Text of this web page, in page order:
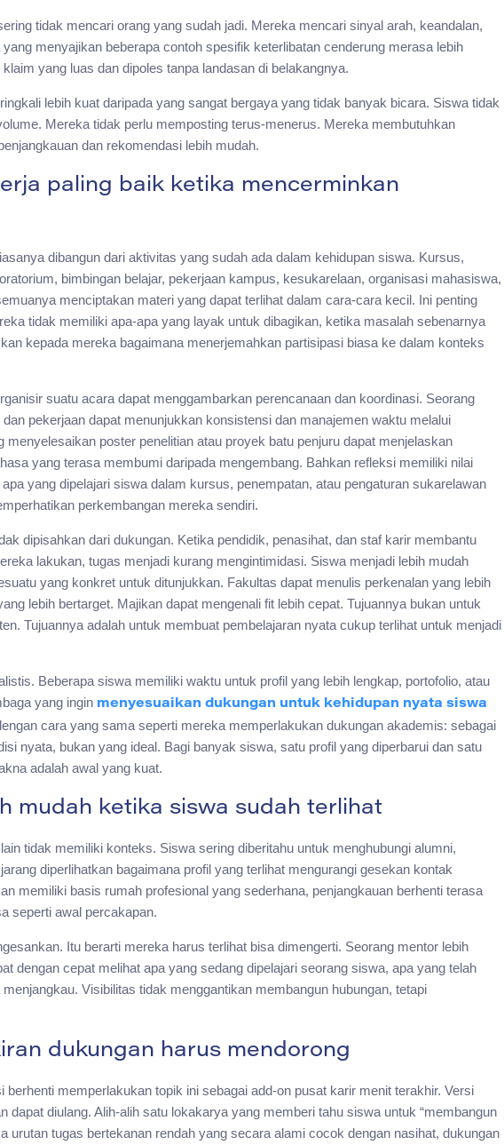
tidak mencari orang yang sudah jadi. Mereka mencari sinyal arah, keandalan,
menyajikan beberapa contoh spesifik keterlibatan cenderung merasa lebih
yang luas dan dipoles tanpa landasan di belakangnya.
lebih kuat daripada yang sangat bergaya yang tidak banyak bicara. Siswa tidak
Mereka tidak perlu memposting terus-menerus. Mereka membutuhkan
dan rekomendasi lebih mudah.
paling baik ketika mencerminkan
dibangun dari aktivitas yang sudah ada dalam kehidupan siswa. Kursus,
bimbingan belajar, pekerjaan kampus, kesukarelaan, organisasi mahasiswa,
menciptakan materi yang dapat terlihat dalam cara-cara kecil. Ini penting
tidak memiliki apa-apa yang layak untuk dibagikan, ketika masalah sebenarnya
kepada mereka bagaimana menerjemahkan partisipasi biasa ke dalam konteks
suatu acara dapat menggambarkan perencanaan dan koordinasi. Seorang
pekerjaan dapat menunjukkan konsistensi dan manajemen waktu melalui
poster penelitian atau proyek batu penjuru dapat menjelaskan
yang terasa membumi daripada mengembang. Bahkan refleksi memiliki nilai
yang dipelajari siswa dalam kursus, penempatan, atau pengaturan sukarelawan
perkembangan mereka sendiri.
dipisahkan dari dukungan. Ketika pendidik, penasihat, dan staf karir membantu
lakukan, tugas menjadi kurang mengintimidasi. Siswa menjadi lebih mudah
yang konkret untuk ditunjukkan. Fakultas dapat menulis perkenalan yang lebih
lebih bertarget. Majikan dapat mengenali fit lebih cepat. Tujuannya bukan untuk
Tujuannya adalah untuk membuat pembelajaran nyata cukup terlihat untuk menjadi
Beberapa siswa memiliki waktu untuk profil yang lebih lengkap, portofolio, atau
yang ingin menyesuaikan dukungan untuk kehidupan nyata siswa
cara yang sama seperti mereka memperlakukan dukungan akademis: sebagai
nyata, bukan yang ideal. Bagi banyak siswa, satu profil yang diperbarui dan satu
adalah awal yang kuat.
mudah ketika siswa sudah terlihat
tidak memiliki konteks. Siswa sering diberitahu untuk menghubungi alumni,
diperlihatkan bagaimana profil yang terlihat mengurangi gesekan kontak
memiliki basis rumah profesional yang sederhana, penjangkauan berhenti terasa
seperti awal percakapan.
Itu berarti mereka harus terlihat bisa dimengerti. Seorang mentor lebih
dengan cepat melihat apa yang sedang dipelajari seorang siswa, apa yang telah
Visibilitas tidak menggantikan membangun hubungan, tetapi
dukungan harus mendorong
berhenti memperlakukan topik ini sebagai add-on pusat karir menit terakhir. Versi
dapat diulang. Alih-alih satu lokakarya yang memberi tahu siswa untuk “membangun
urutan tugas bertekanan rendah yang secara alami cocok dengan nasihat, dukungan